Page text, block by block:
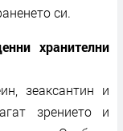
си.
хранителни
зеаксантин и
зрението и